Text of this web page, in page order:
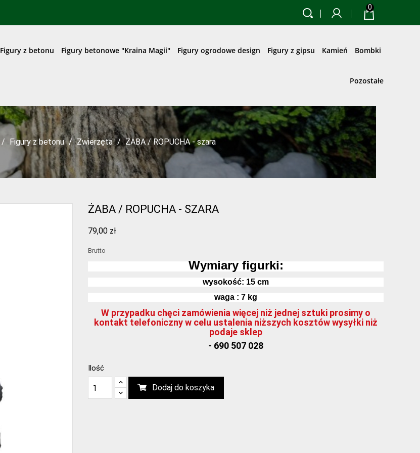
0
Figury z betonu Figury betonowe "Kraina Magii" Figury ogrodowe design Figury z gipsu Kamień Bombki
Pozostałe
Figury z betonu Zwierzęta ŻABA / ROPUCHA - szara
ŻABA / ROPUCHA - SZARA
79,00 zł
Brutto
Wymiary figurki:
wysokość: 15 cm
waga : 7 kg
W przypadku chęci zamówienia więcej niż jednej sztuki prosimy o
kontakt telefoniczny w celu ustalenia niższych kosztów wysyłki niż
podaje sklep
- 690 507 028
Ilość
Dodaj do koszyka